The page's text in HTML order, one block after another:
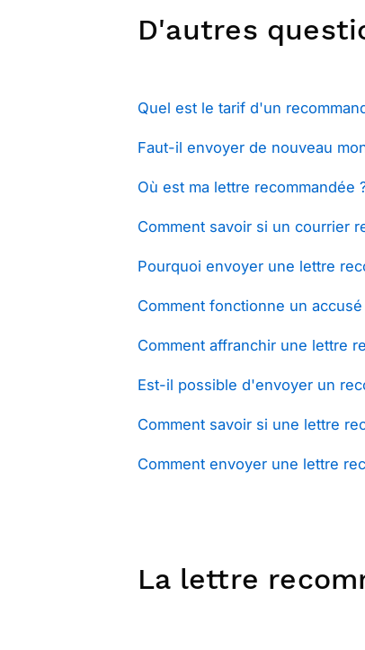
D'autres
Quel est le tarif d'un
Faut-il envoyer de nouveau
Où est ma lettre recommandée
Comment savoir si un courrier
Pourquoi envoyer une lettre
Comment fonctionne un
Comment affranchir une lettre
Est-il possible d'envoyer un
Comment savoir si une lettre
Comment envoyer une lettre
La lettre